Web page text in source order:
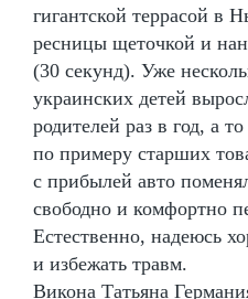
гигантской террасой в
ресницы щеточкой и
(30 секунд). Уже
украинских детей
родителей раз в год, а
по примеру старших
с прибылей авто
свободно и комфортно
Естественно, надеюсь
и избежать травм.
Викона Татьяна